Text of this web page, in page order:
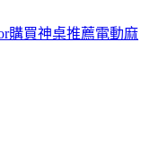
購買神桌推薦電動麻